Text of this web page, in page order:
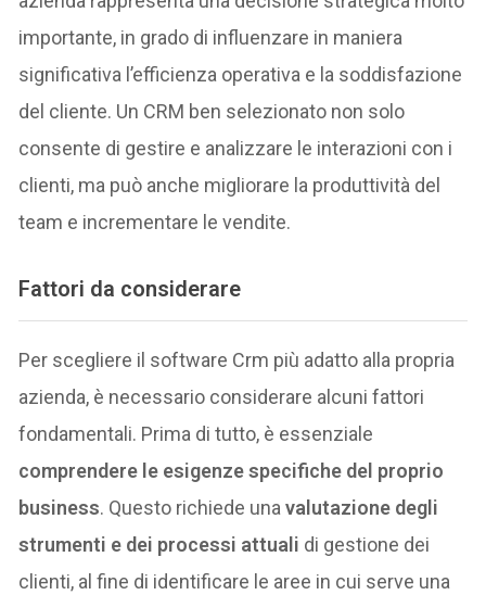
importante, in grado di influenzare in maniera
significativa l’efficienza operativa e la soddisfazione
del cliente. Un CRM ben selezionato non solo
consente di gestire e analizzare le interazioni con i
clienti, ma può anche migliorare la produttività del
team e incrementare le vendite.
Fattori da considerare
Per scegliere il software Crm più adatto alla propria
azienda, è necessario considerare alcuni fattori
fondamentali. Prima di tutto, è essenziale
comprendere le esigenze specifiche del proprio
business. Questo richiede unavalutazione degli
strumenti e dei processi attuali di gestione dei
clienti, al fine di identificare le aree in cui serve una